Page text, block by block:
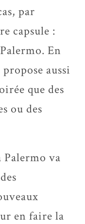
par
capsule :
En
aussi
que des
ou des
va
en faire la